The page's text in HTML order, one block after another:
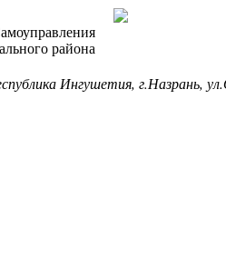
района
Ингушетия, г.Назрань,